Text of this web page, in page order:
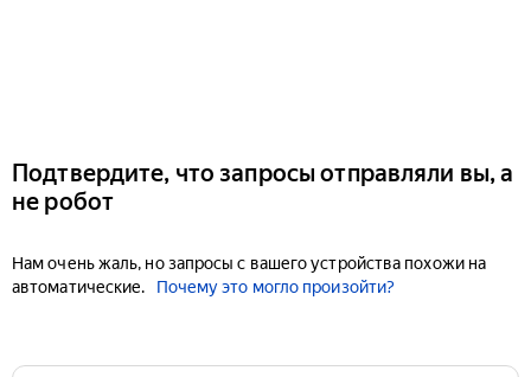
Подтвердите, что запросы отправляли вы, а
не робот
Нам очень жаль, но запросы с вашего устройства похожи на
автоматические.
Почему это могло произойти?